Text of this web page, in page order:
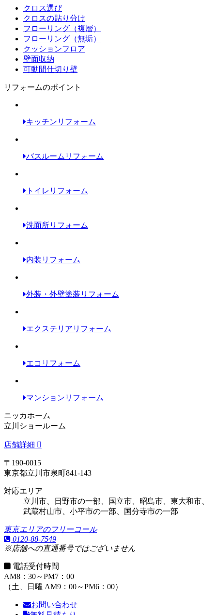
クロス選び
クロスの貼り分け
フローリング（複層）
フローリング（無垢）
クッションフロア
壁面収納
可動間仕切り壁
リフォームのポイント
キッチンリフォーム
バスルームリフォーム
トイレリフォーム
洗面所リフォーム
内装リフォーム
外装・外壁塗装リフォーム
エクステリアリフォーム
エコリフォーム
マンションリフォーム
ニッカホーム
立川ショールーム
店舗詳細
〒190-0015
東京都立川市泉町841-143
対応エリア
立川市、日野市の一部、国立市、昭島市、東大和市、
武蔵村山市、 小平市の一部 国分寺市の一部
東京エリアのフリーコール
0120-88-7549
※店舗への直通番号ではございません
電話受付時間
AM8：30～PM7：00
（土、日曜 AM9：00～PM6：00）
お問い合わせ